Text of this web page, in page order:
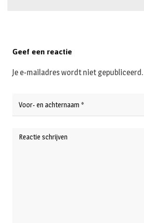
Geef een reactie
Je e-mailadres wordt niet gepubliceerd.